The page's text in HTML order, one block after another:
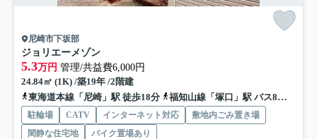
尼崎市下坂部
ジョリエーメゾン
5.3万円 管理/共益費6,000円
24.84㎡ (1K) /築19年 /2階建
東海道本線「尼崎」駅 徒歩18分
福知山線「塚口」駅 バス8分 阪神バス「城ノ堀」 停歩2分
駐輪場 CATV インターネット対応
敷地内ごみ置き場
閑静な住宅地
バイク置場あり